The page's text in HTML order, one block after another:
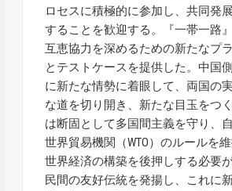
ロセスに積極的に参加し、共同発
することを歓迎する。『一帯一路
互恵協力を深めるための新たなプ
とテストケースを提供した。中国
に新たな情勢に着眼して、両国の
な道を切り開き、新たな目玉をつ
は断固として多国間主義を守り、
世界貿易機関（WTO）のルールを
世界経済の構築を後押しする必要
民間の友好伝統を発揚し、これに